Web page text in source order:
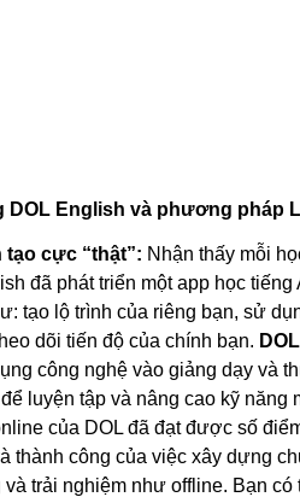
DOL English và phương pháp
cực “thật”: Nhận thấy mỗi
đã phát triển một app học
tạo lộ trình của riêng bạn, sử
dõi tiến độ của chính bạn.
công nghệ vào giảng dạy và
luyện tập và nâng cao kỹ năng
của DOL đã đạt được số
thành công của việc xây dựng
trải nghiệm như offline. Bạn có